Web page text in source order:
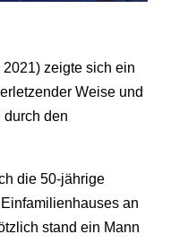
zeigte sich ein
Weise und
durch den
die 50-jährige
an
stand ein Mann